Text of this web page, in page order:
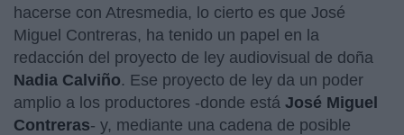
hacerse con Atresmedia, lo cierto es que José
Miguel Contreras, ha tenido un papel en la
redacción del proyecto de ley audiovisual de doña
Nadia Calviño. Ese proyecto de ley da un poder
amplio a los productores -donde está José Miguel
Contreras- y, mediante una cadena de posible